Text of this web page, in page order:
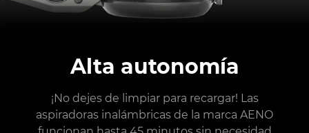
Alta autonomía
¡No dejes de limpiar para recargar! Las
aspiradoras inalámbricas de la marca AENO